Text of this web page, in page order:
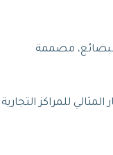
مصممة
للمراكز التجارية